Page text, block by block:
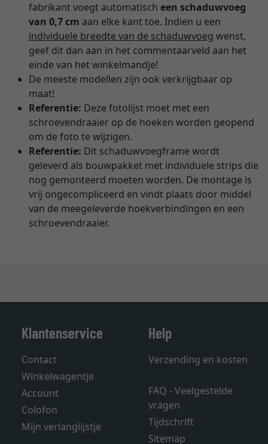
fabrikant voegt automatisch een schaduwvoeg
van 0,7 cm aan elke kant toe. Indien u een
individuele breedte van de schaduwvoeg wenst,
geef dit dan aan in het commentaarveld aan het
einde van het winkelmandje!
De meeste modellen zijn ook verkrijgbaar op
maat!
Referentie: Deze fotolijst moet met een
schroevendraaier op de hoeken worden geopend
om de foto te wijzigen.
Referentie: Dit schaduwvoegframe wordt
geleverd als bouwpakket met individuele strips die
nog gemonteerd moeten worden. De montage is
vrij ongecompliceerd en vindt plaats door middel
van de meegeleverde hoekverbindingen en een
schroevendraaier.
Klantenservice
Contact
Winkelwagentje
Account
Colofon
Mijn verlanglijstje
Help
Verzending en kosten
FAQ - Veelgestelde
vragen
Tijdschrift
Sitemap